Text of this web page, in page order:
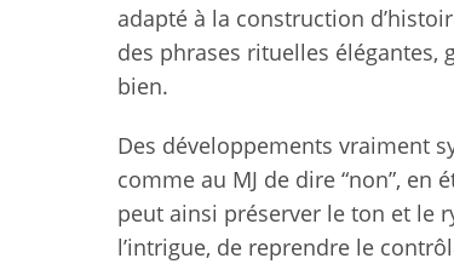
adapté à la construction
des phrases rituelles
bien.
Des développements vraiment
comme au MJ de dire “non”,
peut ainsi préserver le ton et le
l’intrigue, de reprendre le